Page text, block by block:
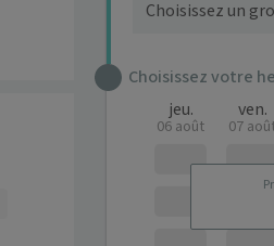
Choisissez votre
jeu.
06 août
ven.
07